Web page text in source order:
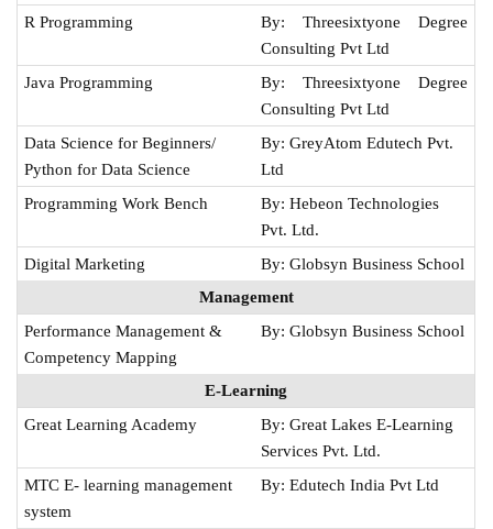
R Programming
By: Threesixtyone Degree
Consulting Pvt Ltd
Java Programming
By: Threesixtyone Degree
Consulting Pvt Ltd
Data Science for Beginners/
Python for Data Science
By: GreyAtom Edutech Pvt.
Ltd
Programming Work Bench
By: Hebeon Technologies
Pvt. Ltd.
Digital Marketing
By: Globsyn Business School
Management
Performance Management &
Competency Mapping
By: Globsyn Business School
E-Learning
Great Learning Academy
By: Great Lakes E-Learning
Services Pvt. Ltd.
MTC E- learning management
system
By: Edutech India Pvt Ltd